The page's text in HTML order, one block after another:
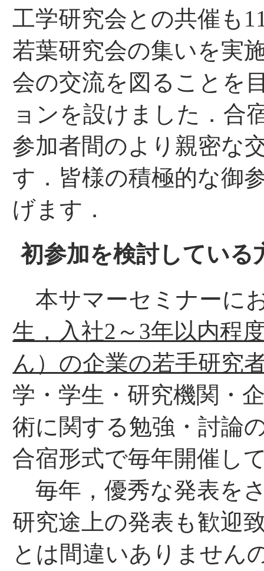
工学研究会との共催も
若葉研究会の集いを実
会の交流を図ることを
ョンを設けました．合
参加者間のより親密な
す．皆様の積極的な御
げます．
初参加を検討している
本サマーセミナーに
生，入社2～3年以内程
ん）の企業の若手研究
学・学生・研究機関・
術に関する勉強・討論
合宿形式で毎年開催し
毎年，優秀な発表を
研究途上の発表も歓迎
とは間違いありません